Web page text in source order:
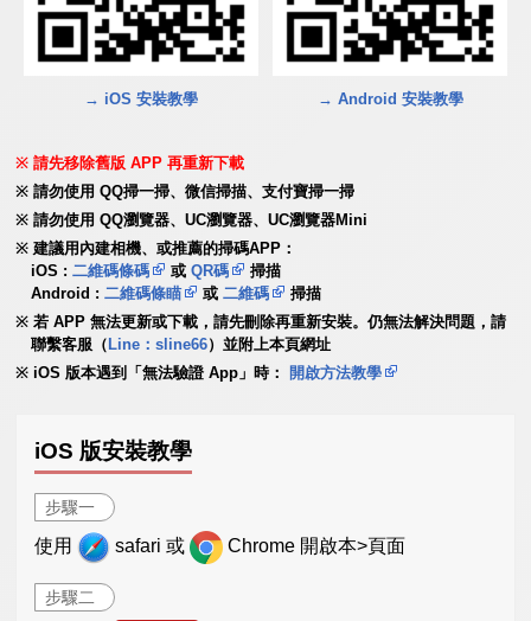
→ iOS 安裝教學 → Android 安裝教學
請先移除舊版 APP 再重新下載
請勿使用 QQ掃一掃、微信掃描、支付寶掃一掃
請勿使用 QQ瀏覽器、UC瀏覽器、UC瀏覽器Mini
建議用內建相機、或推薦的掃碼APP：
iOS :二維碼條碼 或QR碼
掃描
Android :二維碼條瞄 或二維碼
掃描
若 APP 無法更新或下載，請先刪除再重新安裝。仍無法解決問題，請
聯繫客服（ Line：sline66）並附上本頁網址
iOS 版本遇到「無法驗證 App」時：
開啟方法教學
iOS 版安裝教學
步驟一
使用 safari 或 Chrome 開啟本>頁面
步驟二